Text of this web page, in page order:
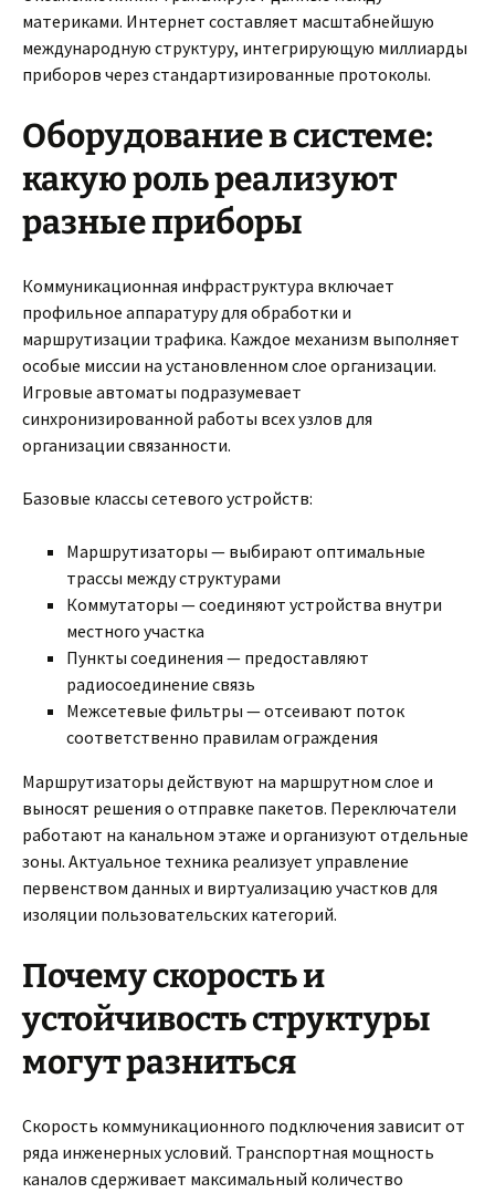
материками. Интернет составляет масштабнейшую
международную структуру, интегрирующую миллиарды
приборов через стандартизированные протоколы.
Оборудование в системе:
какую роль реализуют
разные приборы
Коммуникационная инфраструктура включает
профильное аппаратуру для обработки и
маршрутизации трафика. Каждое механизм выполняет
особые миссии на установленном слое организации.
Игровые автоматы подразумевает
синхронизированной работы всех узлов для
организации связанности.
Базовые классы сетевого устройств:
Маршрутизаторы — выбирают оптимальные
трассы между структурами
Коммутаторы — соединяют устройства внутри
местного участка
Пункты соединения — предоставляют
радиосоединение связь
Межсетевые фильтры — отсеивают поток
соответственно правилам ограждения
Маршрутизаторы действуют на маршрутном слое и
выносят решения о отправке пакетов. Переключатели
работают на канальном этаже и организуют отдельные
зоны. Актуальное техника реализует управление
первенством данных и виртуализацию участков для
изоляции пользовательских категорий.
Почему скорость и
устойчивость структуры
могут разниться
Скорость коммуникационного подключения зависит от
ряда инженерных условий. Транспортная мощность
каналов сдерживает максимальный количество